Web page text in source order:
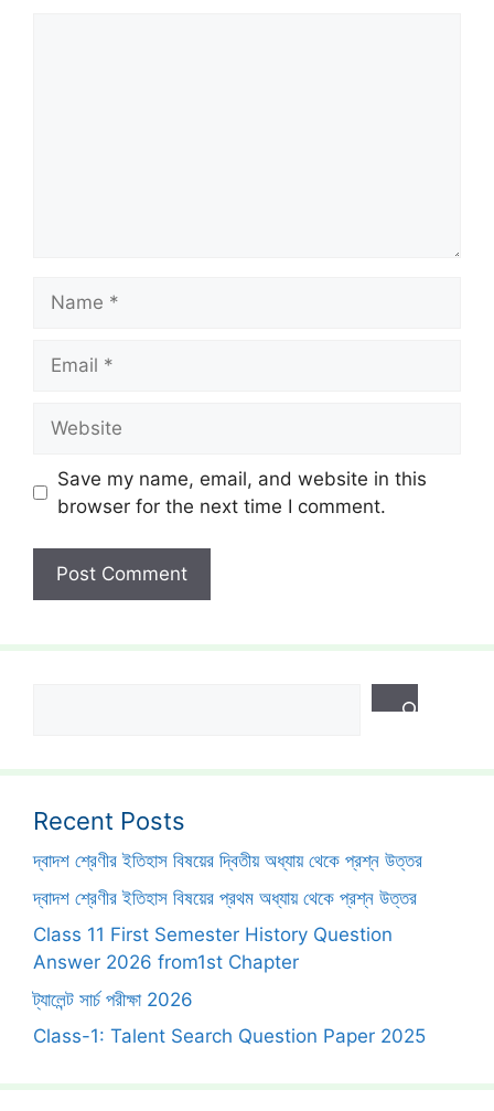
Save my name, email, and website in this
browser for the next time I comment.
Recent Posts
দ্বাদশ শ্রেণীর ইতিহাস বিষয়ের দ্বিতীয় অধ্যায় থেকে প্রশ্ন উত্তর
দ্বাদশ শ্রেণীর ইতিহাস বিষয়ের প্রথম অধ্যায় থেকে প্রশ্ন উত্তর
Class 11 First Semester History Question
Answer 2026 from1st Chapter
ট্যালেন্ট সার্চ পরীক্ষা 2026
Class-1: Talent Search Question Paper 2025